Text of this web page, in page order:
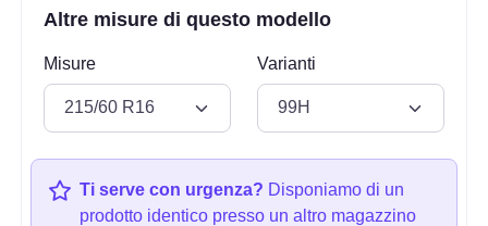
Altre misure di questo modello
Misure Varianti
Ti serve con urgenza? Disponiamo di un
prodotto identico presso un altro magazzino